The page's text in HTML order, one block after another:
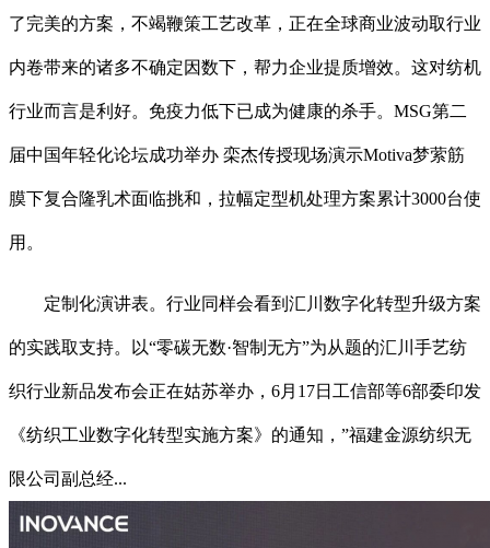
了完美的方案，不竭鞭策工艺改革，正在全球商业波动取行业
内卷带来的诸多不确定因数下，帮力企业提质增效。这对纺机
行业而言是利好。免疫力低下已成为健康的杀手。MSG第二
届中国年轻化论坛成功举办 栾杰传授现场演示Motiva梦萦筋
膜下复合隆乳术面临挑和，拉幅定型机处理方案累计3000台使
用。
定制化演讲表。行业同样会看到汇川数字化转型升级方案
的实践取支持。以“零碳无数·智制无方”为从题的汇川手艺纺
织行业新品发布会正在姑苏举办，6月17日工信部等6部委印发
《纺织工业数字化转型实施方案》的通知，”福建金源纺织无
限公司副总经...